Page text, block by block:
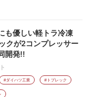
も優しい軽トラ冷凍
クが2コンプレッサー
開発!!
#ダイハツ工業 #トプレック